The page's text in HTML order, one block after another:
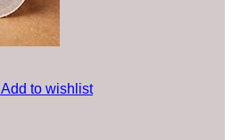
Add to wishlist